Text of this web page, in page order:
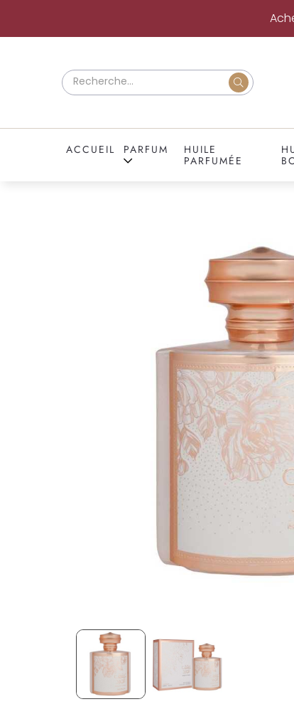
ACCUEIL PARFUM
HUILE
PARFUMÉE